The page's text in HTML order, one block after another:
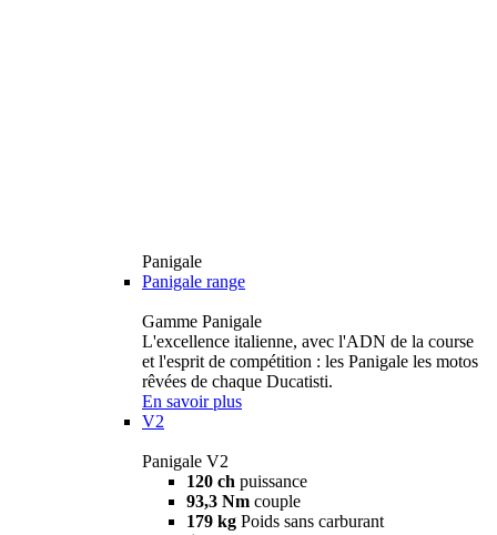
Panigale
Panigale range
Gamme Panigale
L'excellence italienne, avec l'ADN de la course
et l'esprit de compétition : les Panigale les motos
rêvées de chaque Ducatisti.
En savoir plus
V2
Panigale V2
120 ch puissance
93,3 Nm couple
179 kg Poids sans carburant